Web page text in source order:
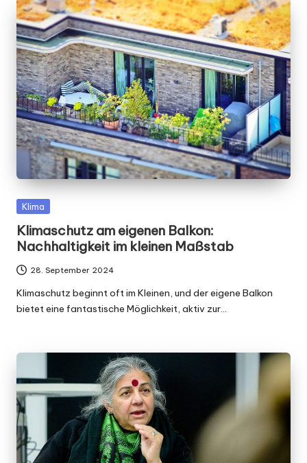
Posted
Klima
Klimaschutz am eigenen Balkon:
Nachhaltigkeit im kleinen Maßstab
28. September 2024
Klimaschutz beginnt oft im Kleinen, und der eigene Balkon
bietet eine fantastische Möglichkeit, aktiv zur…